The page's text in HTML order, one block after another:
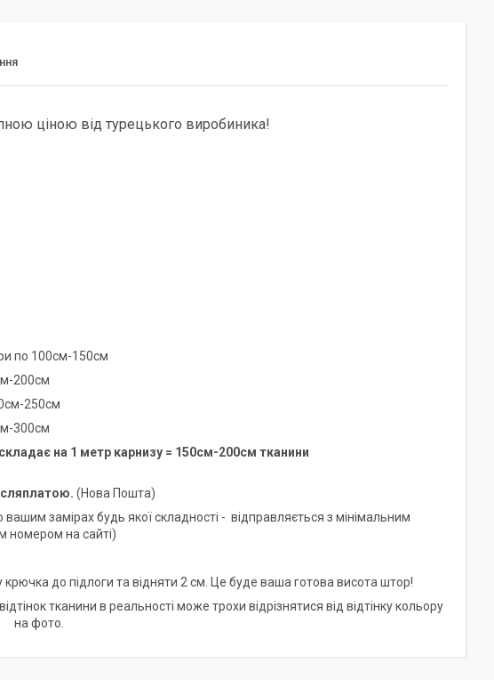
ціною від турецького виробиника!
по 100см-150см
200см
250см
300см
на 1 метр карнизу = 150см-200см тканини
(Нова Пошта)
вашим замірах будь якої складності - відправляється з мінімальним
номером на сайті)
крючка до підлоги та відняти 2 см. Це буде ваша готова висота штор!
тканини в реальності може трохи відрізнятися від відтінку кольору
на фото.